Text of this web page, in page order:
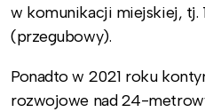
w komunikacji miejskiej, tj.
(przegubowy).
Ponadto w 2021 roku
rozwojowe nad 24-